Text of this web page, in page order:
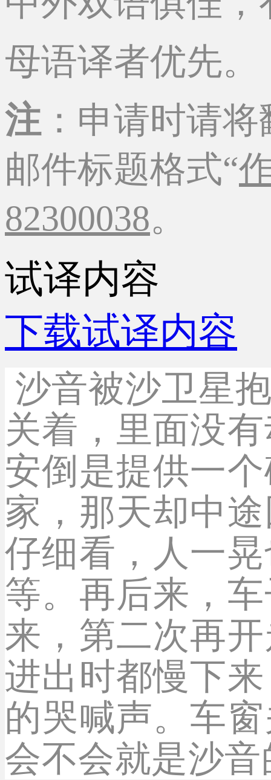
母语译者优先。
注：申请时请
邮件标题格式“
82300038。
试译内容
下载试译内容
沙音被沙卫星
关着，里面没
安倒是提供一
家，那天却中
仔细看，人一
等。再后来，
来，第二次再
进出时都慢下
的哭喊声。车
会不会就是沙音